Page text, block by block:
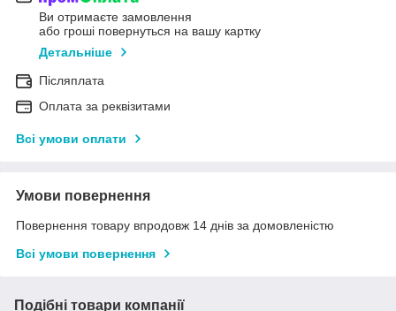
Ви отримаєте замовлення
або гроші повернуться на вашу картку
Детальніше
Післяплата
Оплата за реквізитами
Всі умови оплати
Умови повернення
Повернення товару впродовж 14 днів за домовленістю
Всі умови повернення
Подібні товари компанії